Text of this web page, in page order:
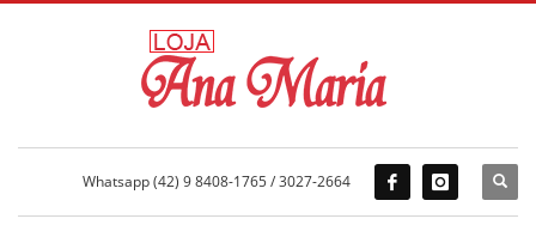
Whatsapp (42) 9 8408-1765 / 3027-2664